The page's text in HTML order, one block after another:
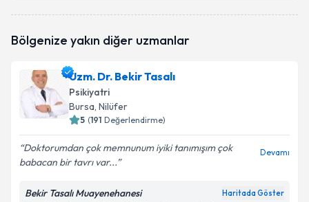
oluşturun. Size bu uzmandan randevu almanız için bir
E-posta Adresiniz
Kişisel verilerimin işlenmesine ilişkinAydınlatma
Metni'ni okudum ve kişisel verilerimin belirtilen
Bölgenize yakın diğer uzmanlar
Uzm. Dr. Bekir Tasalı
Psikiyatri
Bursa, Nilüfer
5 (191 Değerlendirme)
Doktorumdan çok memnunum iyiki tanımışım çok
babacan bir tavrı var...
Devamı
Bekir Tasalı Muayenehanesi Haritada Göster